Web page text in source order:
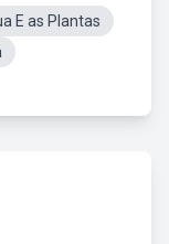
E as Plantas